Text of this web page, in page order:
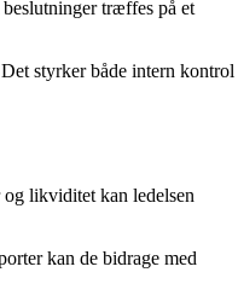
træffes på et
styrker både intern kontrol
likviditet kan ledelsen
kan de bidrage med